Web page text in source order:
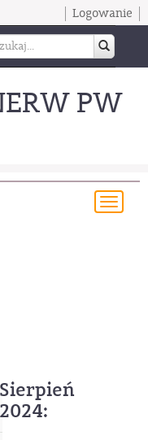
Logowanie
PW
Sierpień
2024: